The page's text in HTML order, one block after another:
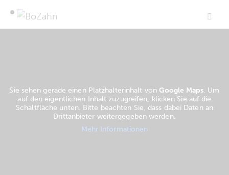
Sie sehen gerade einen Platzhalterinhalt von Google Maps. Um
auf den eigentlichen Inhalt zuzugreifen, klicken Sie auf die
Schaltfläche unten. Bitte beachten Sie, dass dabei Daten an
Drittanbieter weitergegeben werden.
Mehr Informationen